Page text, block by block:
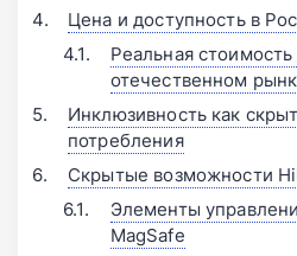
Цена и доступность в
Реальная
отечественном
Инклюзивность как
потребления
Скрытые возможности
Элементы
MagSafe